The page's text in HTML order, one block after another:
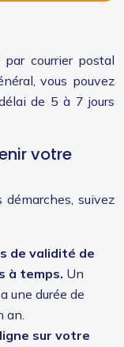
courrier postal
vous pouvez
de 5 à 7 jours
votre
suivez
de validité de
à temps. Un
une durée de
an.
sur votre